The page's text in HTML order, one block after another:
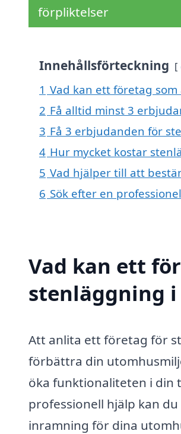
förpliktelser
Innehållsförteckning
1 Vad kan ett företag
2 Få alltid minst 3
3 Få 3 erbjudanden för
4 Hur mycket kostar
5 Vad hjälper till att
6 Sök efter en
Vad kan ett
stenläggning
Att anlita ett företag för
förbättra din
öka funktionaliteten i din
professionell hjälp kan
inramning för dina